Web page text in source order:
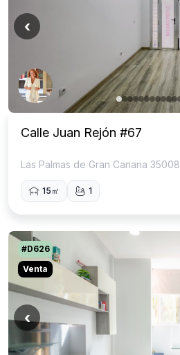
‹
Calle Juan Rejón #67
Las Palmas de Gran Canaria 35008
15㎡ 1
‹
#D626
Venta